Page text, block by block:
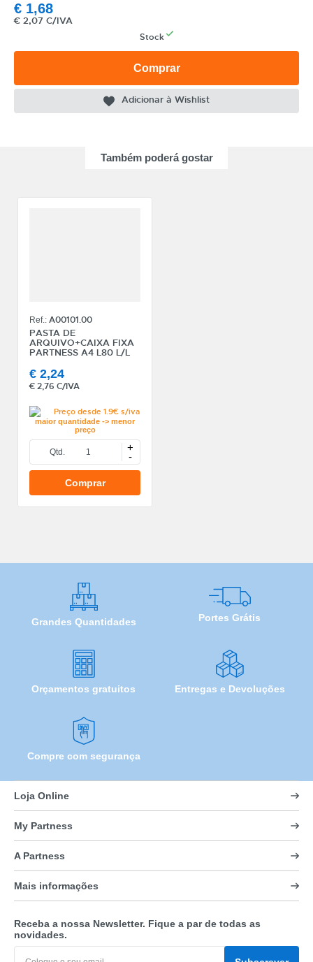
€ 1,68
€ 2,07 C/IVA
Stock
Comprar
Adicionar à Wishlist
Também poderá gostar
Ref.: A00101.00
PASTA DE
ARQUIVO+CAIXA FIXA
PARTNESS A4 L80 L/L
€ 2,24
€2,76 C/IVA
Preço desde 1.9€ s/iva
maior quantidade -> menor
preço
Qtd. +
-
Comprar
Grandes Quantidades Portes Grátis
Orçamentos gratuitos Entregas e Devoluções
Compre com segurança
Loja Online
My Partness
A Partness
Mais informações
Receba a nossa Newsletter. Fique a par de todas as
novidades.
CATEGORIA
REF
MARCA